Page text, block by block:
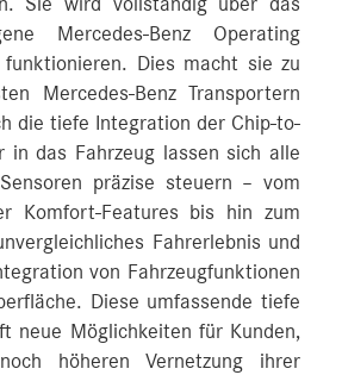
Sie wird vollständig über das
Mercedes‑Benz Operating
funktionieren. Dies macht sie zu
Mercedes‑Benz Transportern
die tiefe Integration der Chip-to-
in das Fahrzeug lassen sich alle
präzise steuern – vom
Komfort-Features bis hin zum
Fahrerlebnis und
von Fahrzeugfunktionen
Diese umfassende tiefe
neue Möglichkeiten für Kunden,
höheren Vernetzung ihrer